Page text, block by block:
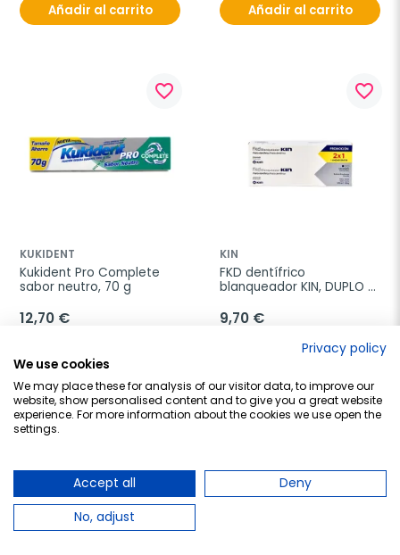
Añadir al carrito Añadir al carrito
favorite_border
KUKIDENT
Kukident Pro Complete
sabor neutro, 70 g
12,70 €
Añadir al carrito
favorite_border
KIN
FKD dentífrico
blanqueador KIN, DUPLO
9,70 €
Añadir al carrito
Privacy policy
We use cookies
We may place these for analysis of our visitor data, to improve our
website, show personalised content and to give you a great website
experience. For more information about the cookies we use open the
settings.
Accept all
Deny
No, adjust